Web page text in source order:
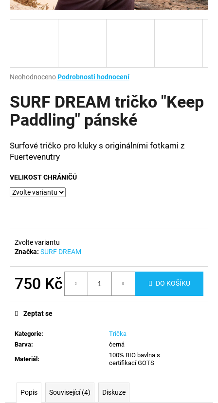
Průměrné
produktu
je
0,0
hvězdiček.
NeohodnocenoPodrobnosti hodnocení
SURF DREAM tričko "Keep
Paddling" pánské
Surfové tričko pro kluky s originálními fotkami z
Fuertevenutry
VELIKOST CHRÁNIČŮ
Zvolte variantu
Značka: SURF DREAM
750 Kč DO KOŠÍKU
Kategorie:
Trička
Barva:
černá
Materiál:
100% BIO bavlna s
certifikací GOTS
Zeptat se
Popis Související (4) Diskuze
a
HLEDAT
D
p
o
r
u
e